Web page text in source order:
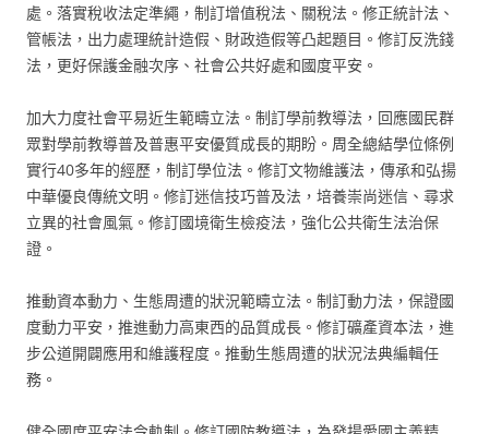
處。落實稅收法定準繩，制訂增值稅法、關稅法。修正統計法、
管帳法，出力處理統計造假、財政造假等凸起題目。修訂反洗錢
法，更好保護金融次序、社會公共好處和國度平安。
加大力度社會平易近生範疇立法。制訂學前教導法，回應國民群
眾對學前教導普及普惠平安優質成長的期盼。周全總結學位條例
實行40多年的經歷，制訂學位法。修訂文物維護法，傳承和弘揚
中華優良傳統文明。修訂迷信技巧普及法，培養崇尚迷信、尋求
立異的社會風氣。修訂國境衛生檢疫法，強化公共衛生法治保
證。
推動資本動力、生態周遭的狀況範疇立法。制訂動力法，保證國
度動力平安，推進動力高東西的品質成長。修訂礦產資本法，進
步公道開闢應用和維護程度。推動生態周遭的狀況法典編輯任
務。